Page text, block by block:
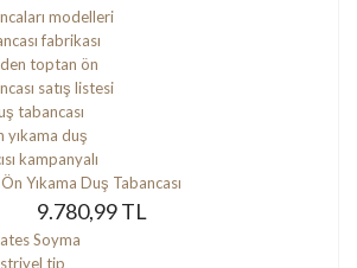
Ön Yıkama Duş Tabancası
9.780,99 TL